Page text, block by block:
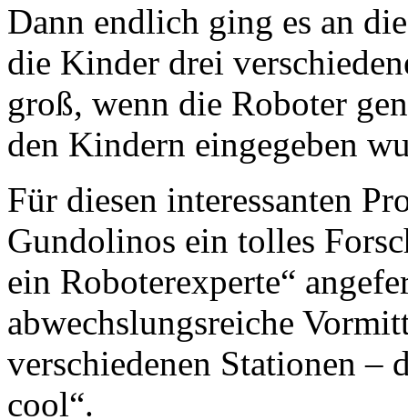
Dann endlich ging es an
die Kinder drei
groß, wenn die Roboter
den Kindern eingegeben
Für diesen interessanten
Gundolinos ein tolles
ein Roboterexperte“
abwechslungsreiche
verschiedenen Stationen –
cool“.